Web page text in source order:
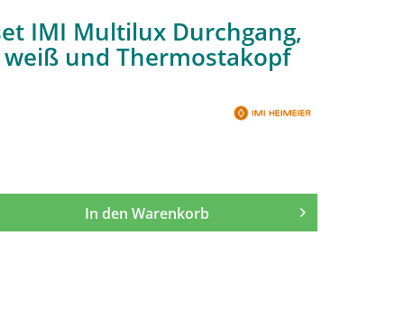
IMI Multilux Durchgang,
und Thermostakopf
In den Warenkorb